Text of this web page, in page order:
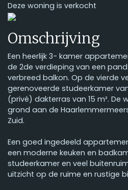
Deze woning is verkocht
Omschrijving
Een heerlijk 3- kamer
de 2de verdieping van een pand
verbreed balkon. Op de vierde
gerenoveerde studeerkamer
(privé) dakterras van 15 m². De
grond aan de
Zuid.
Een goed ingedeeld
een moderne keuken en
studeerkamer en veel
uitzicht op de ruime en rustige